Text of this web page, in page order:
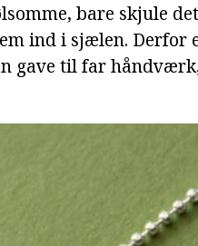
bare skjule
ind i sjælen. Derfor
gave til far